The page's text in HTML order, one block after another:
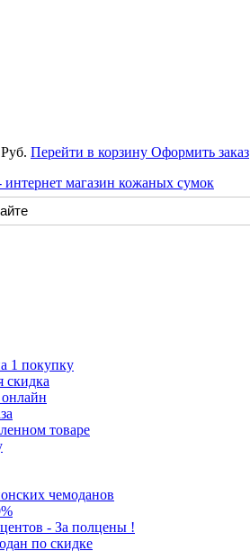
Перейти в корзину Оформить заказ
1 покупку
скидка
товаре
чемоданов
- За полцены !
по скидке